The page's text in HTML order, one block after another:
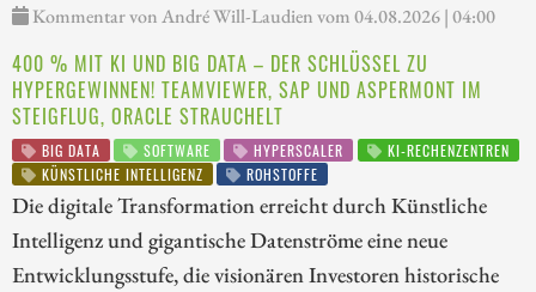
Kommentar von André Will-Laudien vom 04.08.2026 | 04:00
400 % MIT KI UND BIG DATA – DER SCHLÜSSEL ZU
HYPERGEWINNEN! TEAMVIEWER, SAP UND ASPERMONT IM
STEIGFLUG, ORACLE STRAUCHELT
BIG DATA SOFTWARE HYPERSCALER
KI-RECHENZENTREN
KÜNSTLICHE INTELLIGENZ
ROHSTOFFE
Die digitale Transformation erreicht durch Künstliche
Intelligenz und gigantische Datenströme eine neue
Entwicklungsstufe, die visionären Investoren historische